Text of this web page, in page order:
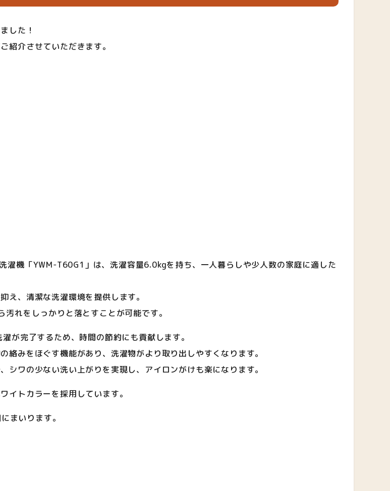
した！
紹介させていただきます。
濯機「YWM-T60G1」は、洗濯容量6.0kgを持ち、一人暮らしや少人数の家庭に適した
え、清潔な洗濯環境を提供します。
れをしっかりと落とすことが可能です。
が完了するため、時間の節約にも貢献します。
みをほぐす機能があり、洗濯物がより取り出しやすくなります。
ワの少ない洗い上がりを実現し、アイロンがけも楽になります。
イトカラーを採用しています。
まいります。